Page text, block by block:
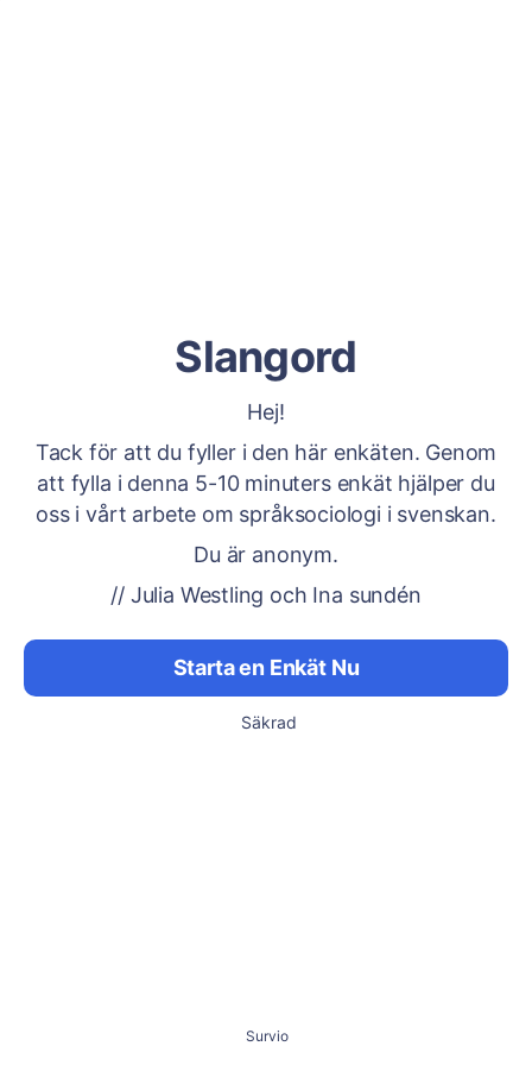
Slangord
Hej!
Tack för att du fyller i den här enkäten. Genom
att fylla i denna 5-10 minuters enkät hjälper du
oss i vårt arbete om språksociologi i svenskan.
Du är anonym.
// Julia Westling och Ina sundén
Starta en Enkät Nu
Säkrad
Survio